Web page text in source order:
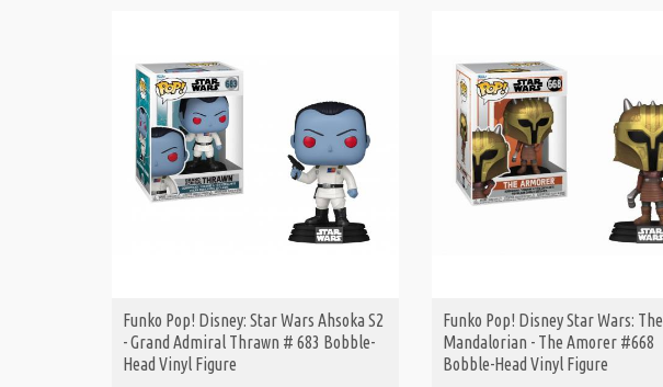
ΑΓΟΡΑ
Funko Pop! Disney: Star Wars Ahsoka S2
- Grand Admiral Thrawn # 683 Bobble-
Head Vinyl Figure
ΑΓΟΡΑ
Funko Pop! Disney Star Wars: The
Mandalorian - The Amorer #668
Bobble-Head Vinyl Figure